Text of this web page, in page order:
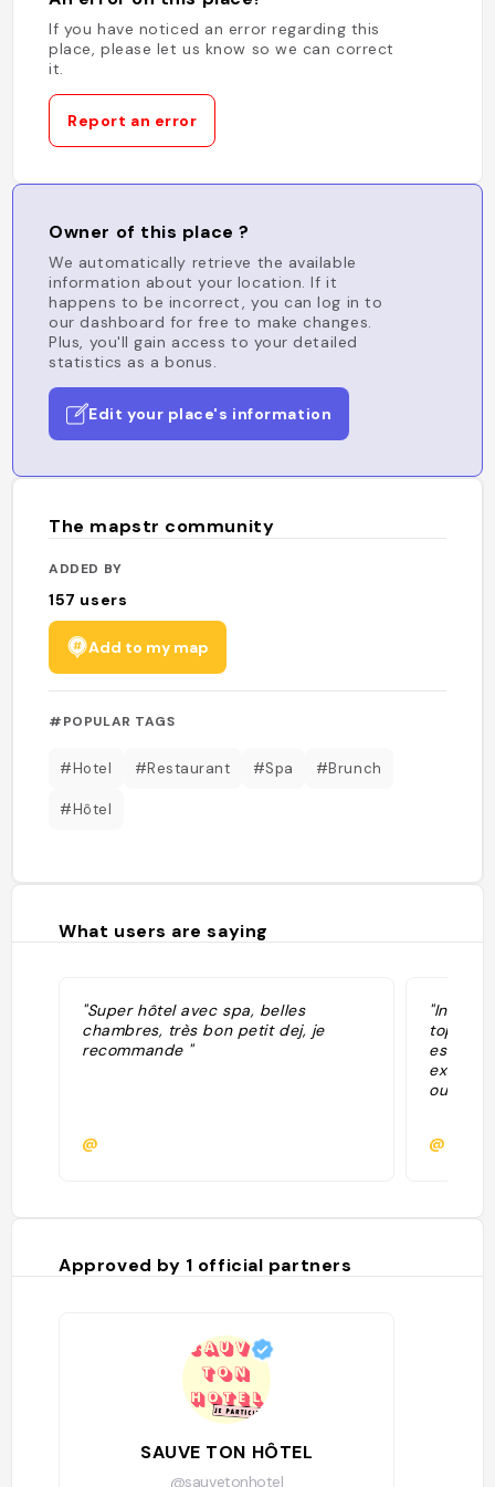
If you have noticed an error regarding this
place, please let us know so we can correct
it.
Report an error
Owner of this place ?
We automatically retrieve the available
information about your location. If it
happens to be incorrect, you can log in to
our dashboard for free to make changes.
Plus, you'll gain access to your detailed
statistics as a bonus.
Edit your place's information
The mapstr community
ADDED BY
157 users
Add to my map
#POPULAR TAGS
#Hotel #Restaurant #Spa #Brunch
#Hôtel
What users are saying
"Super hôtel avec spa, belles
chambres, très bon petit dej, je
recommande "
@
top
est
ouverte
Approved by 1 official partners
SAUVE TON HÔTEL
@sauvetonhotel